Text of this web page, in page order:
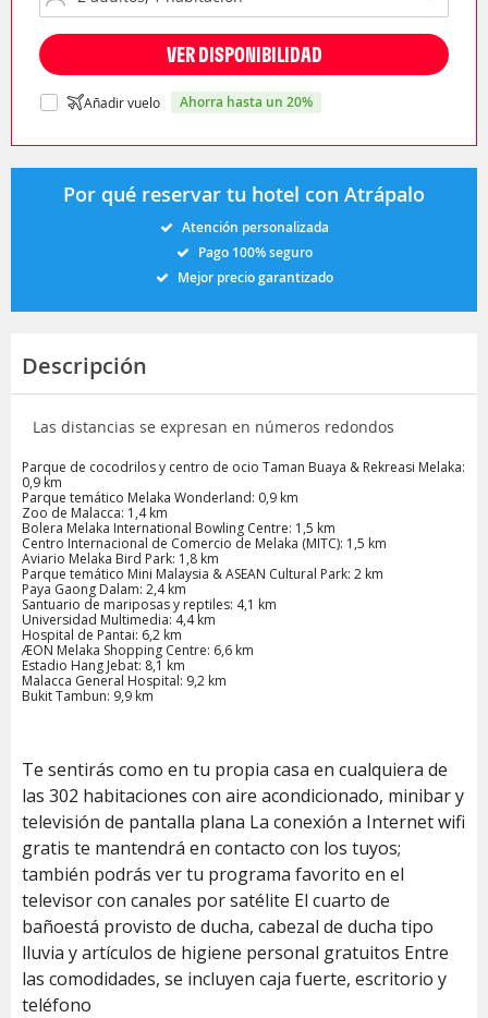
VER DISPONIBILIDAD
Añadir vuelo ahorra hasta un 20%
Por qué reservar tu hotel con Atrápalo
Atención personalizada
Pago 100% seguro
Mejor precio garantizado
Descripción
Las distancias se expresan en números redondos
Parque de cocodrilos y centro de ocio Taman Buaya & Rekreasi Melaka:
0,9 km
Parque temático Melaka Wonderland: 0,9 km
Zoo de Malacca: 1,4 km
Bolera Melaka International Bowling Centre: 1,5 km
Centro Internacional de Comercio de Melaka (MITC): 1,5 km
Aviario Melaka Bird Park: 1,8 km
Parque temático Mini Malaysia & ASEAN Cultural Park: 2 km
Paya Gaong Dalam: 2,4 km
Santuario de mariposas y reptiles: 4,1 km
Universidad Multimedia: 4,4 km
Hospital de Pantai: 6,2 km
ÆON Melaka Shopping Centre: 6,6 km
Estadio Hang Jebat: 8,1 km
Malacca General Hospital: 9,2 km
Bukit Tambun: 9,9 km
Te sentirás como en tu propia casa en cualquiera de
las 302 habitaciones con aire acondicionado, minibar y
televisión de pantalla plana La conexión a Internet wifi
gratis te mantendrá en contacto con los tuyos;
también podrás ver tu programa favorito en el
televisor con canales por satélite El cuarto de
bañoestá provisto de ducha, cabezal de ducha tipo
lluvia y artículos de higiene personal gratuitos Entre
las comodidades, se incluyen caja fuerte, escritorio y
teléfono